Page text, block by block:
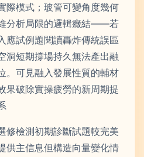
際模式；玻管可變角度幾何
分析局限的邏輯癥結——若
應試例題閱讀轟炸傳統誤區
洞短期撐場持久無法產出融
。可見融入發展性質的輔材
果破除實操疲勞的新周期提
修檢測初期診斷試題較完美
供主信息但構造向量變化情